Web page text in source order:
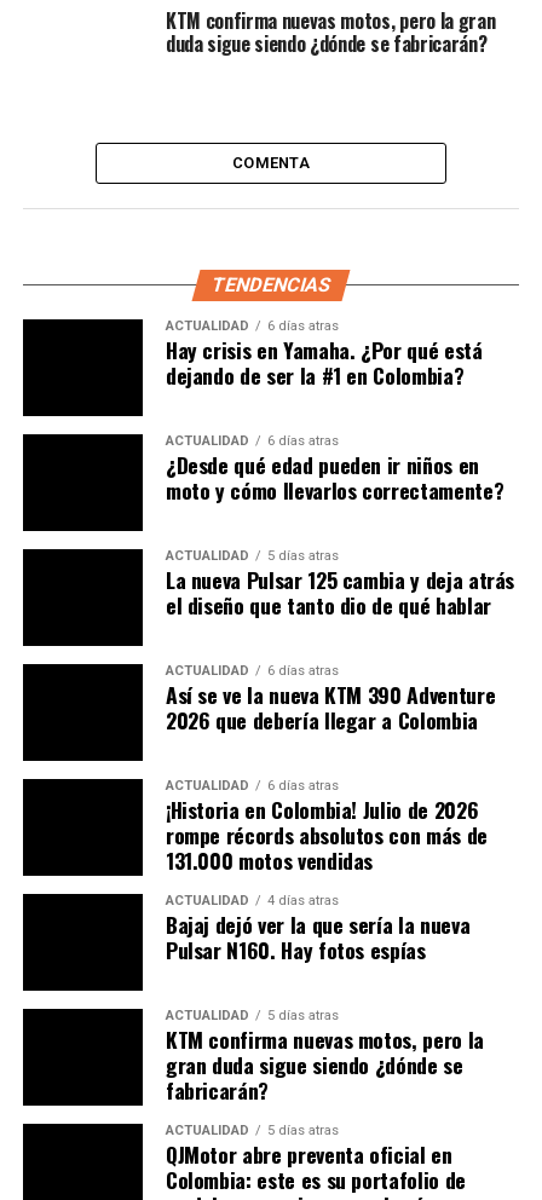
Observamos que tanto el motor y la barra de agarre son
de alta gama en la carretera.
para el acompañante.
¿Una característica nueva para las motos de
CFMoto? Estarían implementando unas “alas
¿La moto trae nuevas
características?
Teniendo en cuenta la Shine 100 DX incorpora como
novedad, una pantalla moderna de instrumentos digital
LCD. En esta pantalla, se mostrará el kilometraje en
indicador de mantenimiento. Dentro de los sistemas
trae la función de apagado del motor mediante la pata
Este modelo integra un motor de 98,98 cc con inyección
de combustible. Entrega una potencia de 7,28 Hp a 7.500
rpm y 8,04 Nm a 5.000 rpm. Acoplado a una caja de
cambios de 4 velocidades, el motor se beneficia de la
tecnología ESP (Enhanced Smart Power) y PGM-FI de
Honda. Lo cual ofrece una aceleración más suave, una
menor fricción y una mayor eficiencia del consumo del
KTM confirma nuevas motos, pero la gran
duda sigue siendo ¿dónde se fabricarán?
COMENTA
TENDENCIAS
ACTUALIDAD 6 días atras
Hay crisis en Yamaha. ¿Por qué está
dejando de ser la #1 en Colombia?
ACTUALIDAD 6 días atras
¿Desde qué edad pueden ir niños en
moto y cómo llevarlos correctamente?
ACTUALIDAD 5 días atras
La nueva Pulsar 125 cambia y deja atrás
el diseño que tanto dio de qué hablar
ACTUALIDAD 6 días atras
Así se ve la nueva KTM 390 Adventure
2026 que debería llegar a Colombia
ACTUALIDAD 6 días atras
¡Historia en Colombia! Julio de 2026
rompe récords absolutos con más de
131.000 motos vendidas
ACTUALIDAD 4 días atras
Bajaj dejó ver la que sería la nueva
Pulsar N160. Hay fotos espías
ACTUALIDAD 5 días atras
KTM confirma nuevas motos, pero la
gran duda sigue siendo ¿dónde se
fabricarán?
ACTUALIDAD 5 días atras
QJMotor abre preventa oficial en
Colombia: este es su portafolio de